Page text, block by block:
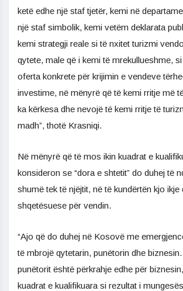
ketë edhe një staf tjetër, kemi në
një staf simbolik, kemi vetëm deklarata
kemi strategji reale si të nxitet turizmi
qytete, male që i kemi të mrekullueshme,
oferta konkrete për krijimin e vendeve
investime, në mënyrë që të kemi rritje më
ka kërkesa dhe nevojë të kemi rritje të
madh”, thotë Krasniqi.
Në mënyrë që të mos ikin kuadrat e
konsideron se “dora e shtetit” do duhej të
shumë tek të njëjtit, në të kundërtën kjo ikje
shqetësuese për vendin.
“Ajo që do duhej në Kosovë me
të mbrojë qytetarin, punëtorin dhe
punëtorit është përkrahje edhe për
kuadrat e kualifikuara si rezultat i